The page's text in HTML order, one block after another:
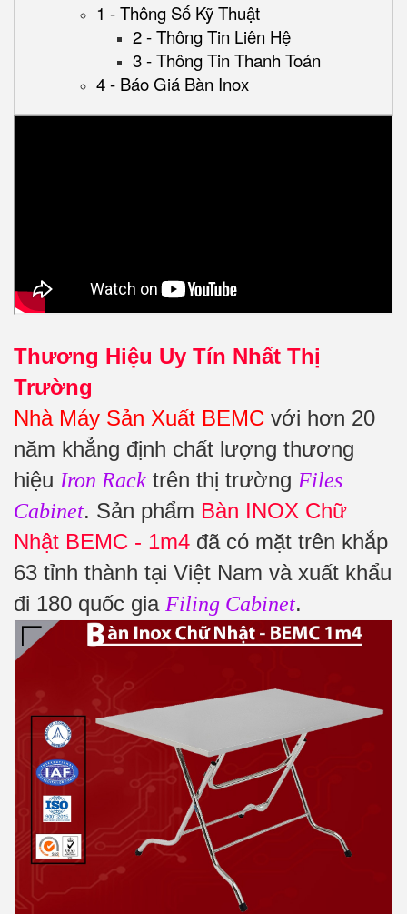
1 - Thông Số Kỹ Thuật
2 - Thông Tin Liên Hệ
3 - Thông Tin Thanh Toán
4 - Báo Giá Bàn Inox
Thương Hiệu Uy Tín Nhất Thị
Trường
Nhà Máy Sản Xuất BEMC với hơn 20
năm khẳng định chất lượng thương
hiệu Iron Rack trên thị trường Files
Cabinet. Sản phẩm Bàn INOX Chữ
Nhật BEMC - 1m4 đã có mặt trên khắp
63 tỉnh thành tại Việt Nam và xuất khẩu
đi 180 quốc gia Filing Cabinet.